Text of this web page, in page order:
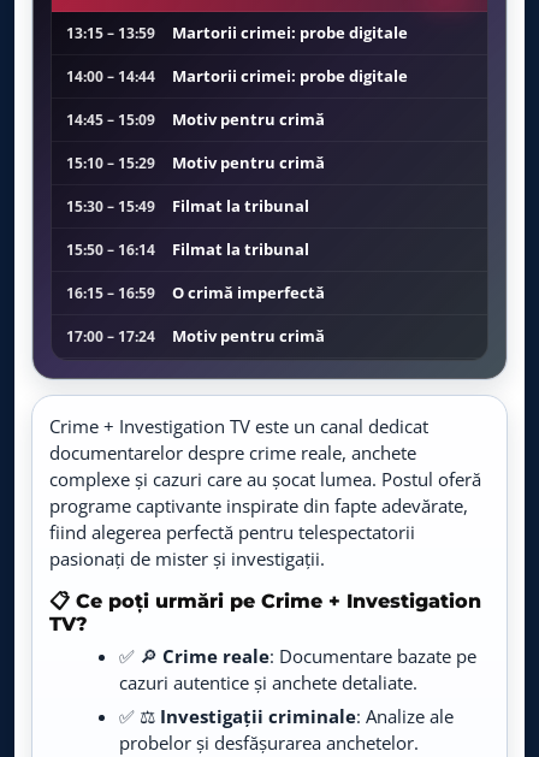
CBS Reality
BBC Earth
TLC
TV Paprika
Food Network
Live TV
LIVE
Prima World
Live TV
Love Nature
Live TV
Fastion TV
Live TV
13:15 – 13:59 Martorii crimei: probe digitale
14:00 – 14:44 Martorii crimei: probe digitale
14:45 – 15:09 Motiv pentru crimă
15:10 – 15:29 Motiv pentru crimă
15:30 – 15:49 Filmat la tribunal
15:50 – 16:14 Filmat la tribunal
16:15 – 16:59 O crimă imperfectă
17:00 – 17:24 Motiv pentru crimă
17:25 – 17:44 Motiv pentru crimă
17:45 – 18:29 Nu deschide ușa
18:30 – 19:14 Crime la motel
19:15 – 19:59 Crimă la proces
20:00 – 20:44 Dosare nerezolvate
20:45 – 21:29 Dosare nerezolvate: ADN-ul vorbește
22:15 – 22:59 Crimă fără urme
23:00 – 23:44 Dispărut, probabil decedat
Crime + Investigation TV este un canal dedicat
documentarelor despre crime reale, anchete
complexe și cazuri care au șocat lumea. Postul oferă
programe captivante inspirate din fapte adevărate,
fiind alegerea perfectă pentru telespectatorii
pasionați de mister și investigații.
📋 Ce poți urmări pe Crime + Investigation
TV?
✅ 🔎 Crime reale: Documentare bazate pe
cazuri autentice și anchete detaliate.
✅ ⚖️ Investigații criminale: Analize ale
probelor și desfășurarea anchetelor.